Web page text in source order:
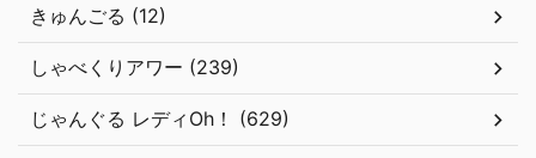
きゅんごる (12)
しゃべくりアワー (239)
じゃんぐる レディOh！ (629)